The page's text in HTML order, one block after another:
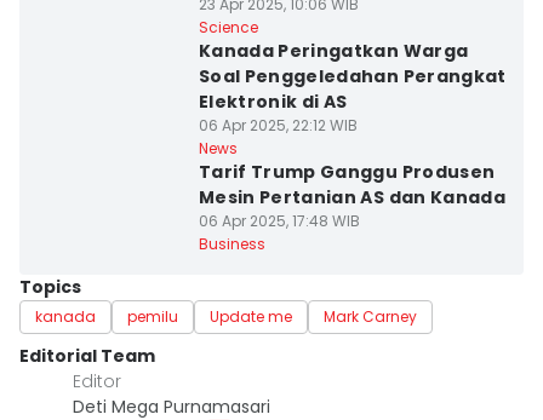
23 Apr 2025, 10:06 WIB
Science
Kanada Peringatkan Warga
Soal Penggeledahan Perangkat
Elektronik di AS
06 Apr 2025, 22:12 WIB
News
Tarif Trump Ganggu Produsen
Mesin Pertanian AS dan Kanada
06 Apr 2025, 17:48 WIB
Business
Topics
kanada pemilu Update me Mark Carney
Editorial Team
Editor
Deti Mega Purnamasari